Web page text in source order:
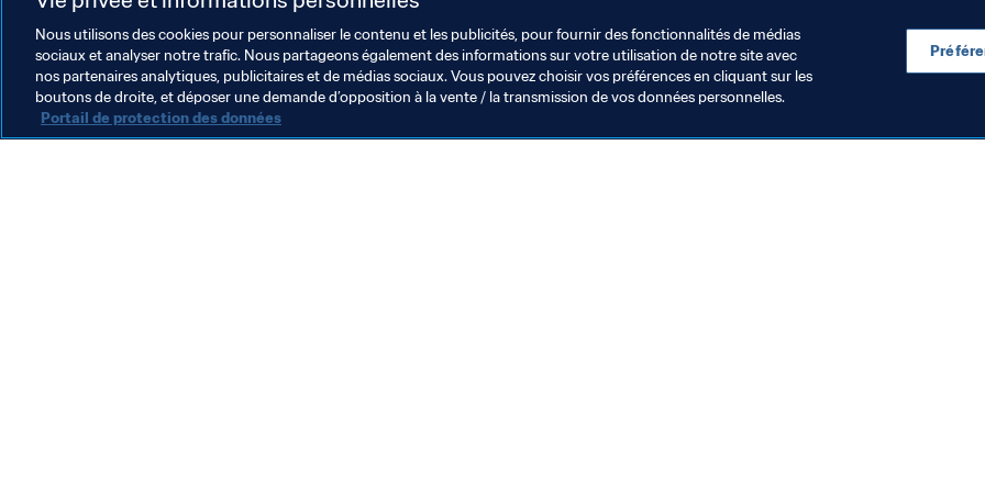
Nous utilisons des cookies pour personnaliser le contenu et les publicités, pour fournir des fonctionnalités de médias
sociaux et analyser notre trafic. Nous partageons également des informations sur votre utilisation de notre site avec
nos partenaires analytiques, publicitaires et de médias sociaux. Vous pouvez choisir vos préférences en cliquant sur les
boutons de droite, et déposer une demande d’opposition à la vente / la transmission de vos données personnelles.
Portail de protection des données